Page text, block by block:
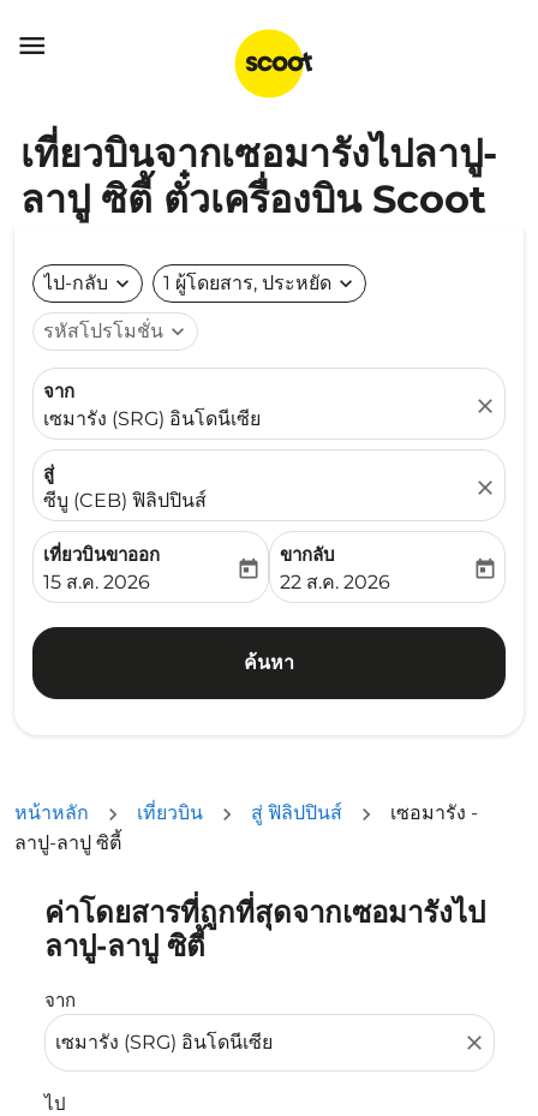

เที่ยวบินจากเซอมารังไปลาปู-
ลาปู ซิตี้ ตั๋วเครื่องบิน Scoot
ไป-กลับ expand_more 1 ผู้โดยสาร, ประหยัด expand_more
รหัสโปรโมชั่น expand_more
จาก
เซมารัง (SRG) อินโดนีเซีย
close
สู่
ซีบู (CEB) ฟิลิปปินส์
close
เที่ยวบินขาออก
fc-booking-departure-date-aria-label
15 ส.ค. 2026
today
ขากลับ
fc-booking-return-date-
22 ส.ค. 2026
today
ค้นหา
หน้าหลัก เที่ยวบิน สู่ ฟิลิปปินส์
เซอมารัง -
ลาปู-ลาปู ซิตี้
ค่าโดยสารที่ถูกที่สุดจากเซอมารังไป
ลาปู-ลาปู ซิตี้
จาก
close
ไป
ลองอัปเดตเส้นทางของคุณ (ต้นทางและ/หรือปลายทาง) หรื